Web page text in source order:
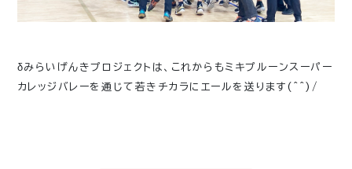
δみらいげんきプロジェクトは、これからもミキプルーンスーパー
カレッジバレーを通じて若きチカラにエールを送ります(^^)/